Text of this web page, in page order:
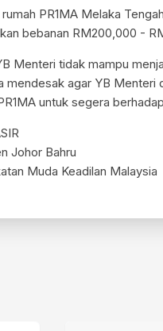
PR1MA Melaka
bebanan RM200,000 -
Menteri tidak mampu
mendesak agar YB Menteri
untuk segera
Johor Bahru
Muda Keadilan Malaysia